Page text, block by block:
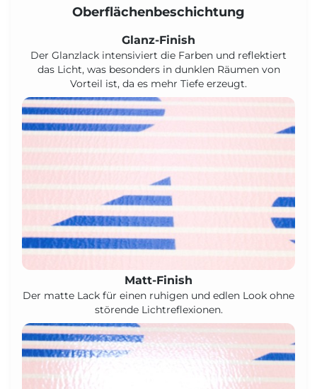
Oberflächenbeschichtung
Glanz-Finish
Der Glanzlack intensiviert die Farben und reflektiert
das Licht, was besonders in dunklen Räumen von
Vorteil ist, da es mehr Tiefe erzeugt.
Matt-Finish
Der matte Lack für einen ruhigen und edlen Look ohne
störende Lichtreflexionen.